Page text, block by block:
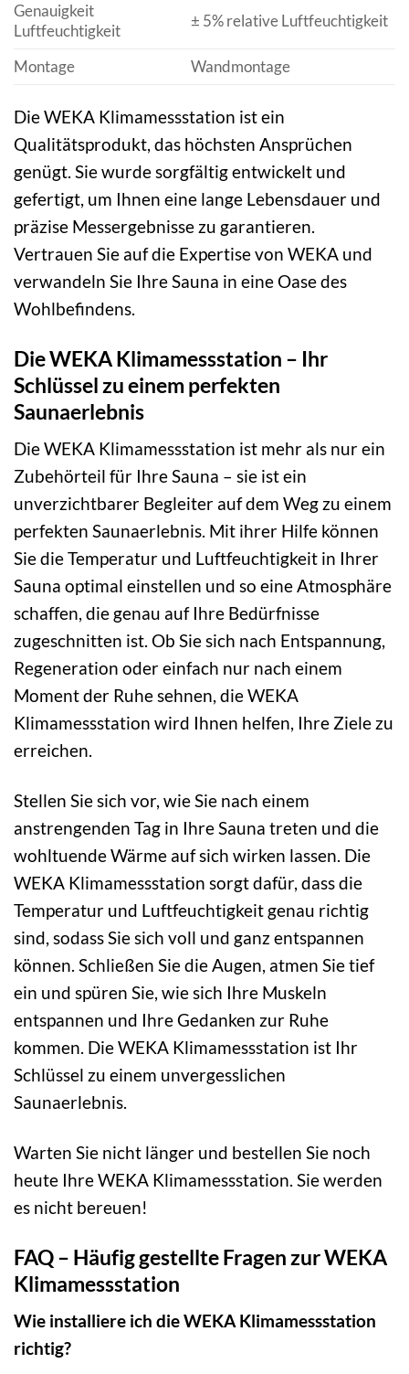
Genauigkeit
Luftfeuchtigkeit
± 5% relative Luftfeuchtigkeit
Montage Wandmontage
Die WEKA Klimamessstation ist ein
Qualitätsprodukt, das höchsten Ansprüchen
genügt. Sie wurde sorgfältig entwickelt und
gefertigt, um Ihnen eine lange Lebensdauer und
präzise Messergebnisse zu garantieren.
Vertrauen Sie auf die Expertise von WEKA und
verwandeln Sie Ihre Sauna in eine Oase des
Wohlbefindens.
Die WEKA Klimamessstation – Ihr
Schlüssel zu einem perfekten
Saunaerlebnis
Die WEKA Klimamessstation ist mehr als nur ein
Zubehörteil für Ihre Sauna – sie ist ein
unverzichtbarer Begleiter auf dem Weg zu einem
perfekten Saunaerlebnis. Mit ihrer Hilfe können
Sie die Temperatur und Luftfeuchtigkeit in Ihrer
Sauna optimal einstellen und so eine Atmosphäre
schaffen, die genau auf Ihre Bedürfnisse
zugeschnitten ist. Ob Sie sich nach Entspannung,
Regeneration oder einfach nur nach einem
Moment der Ruhe sehnen, die WEKA
Klimamessstation wird Ihnen helfen, Ihre Ziele zu
erreichen.
Stellen Sie sich vor, wie Sie nach einem
anstrengenden Tag in Ihre Sauna treten und die
wohltuende Wärme auf sich wirken lassen. Die
WEKA Klimamessstation sorgt dafür, dass die
Temperatur und Luftfeuchtigkeit genau richtig
sind, sodass Sie sich voll und ganz entspannen
können. Schließen Sie die Augen, atmen Sie tief
ein und spüren Sie, wie sich Ihre Muskeln
entspannen und Ihre Gedanken zur Ruhe
kommen. Die WEKA Klimamessstation ist Ihr
Schlüssel zu einem unvergesslichen
Saunaerlebnis.
Warten Sie nicht länger und bestellen Sie noch
heute Ihre WEKA Klimamessstation. Sie werden
es nicht bereuen!
FAQ – Häufig gestellte Fragen zur WEKA
Klimamessstation
Wie installiere ich die WEKA Klimamessstation
richtig?